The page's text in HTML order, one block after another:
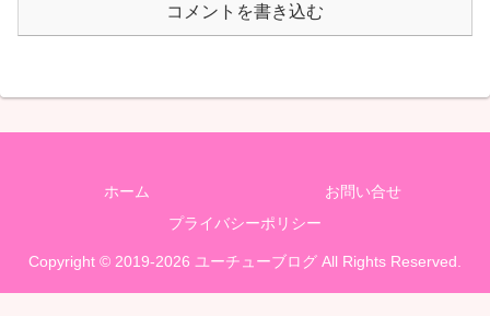
コメントを書き込む
ホーム
お問い合せ
プライバシーポリシー
Copyright © 2019-2026 ユーチューブログ All Rights Reserved.